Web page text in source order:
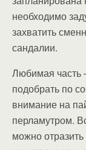
необходимо
захватить
сандалии.
Любимая часть
подобрать по
внимание на
перламутром.
можно